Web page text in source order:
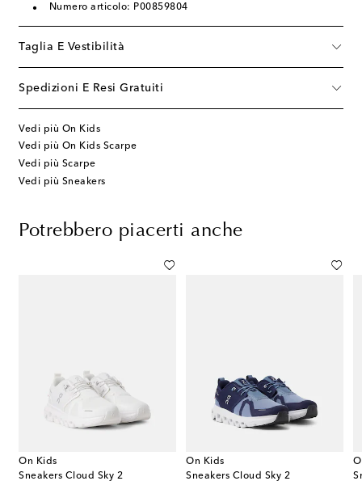
Numero articolo: P00859804
Taglia E Vestibilità
Spedizioni E Resi Gratuiti
Vedi più On Kids
Vedi più On Kids Scarpe
Vedi più Scarpe
Vedi più Sneakers
Potrebbero piacerti anche
On Kids
Sneakers Cloud Sky 2
On Kids
Sneakers Cloud Sky 2